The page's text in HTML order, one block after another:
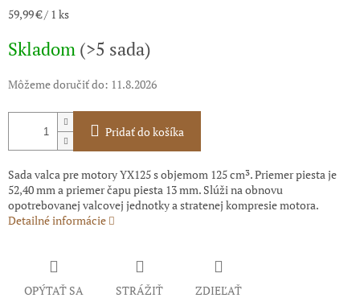
Jednotková
59,99 € / 1 ks
Skladom (>5 sada)
Môžeme doručiť do: 11.8.2026
Pridať do košíka
Sada valca pre motory YX125 s objemom 125 cm³. Priemer piesta je
52,40 mm a priemer čapu piesta 13 mm. Slúži na obnovu
opotrebovanej valcovej jednotky a stratenej kompresie motora.
Detailné informácie
OPÝTAŤ SA STRÁŽIŤ ZDIEĽAŤ